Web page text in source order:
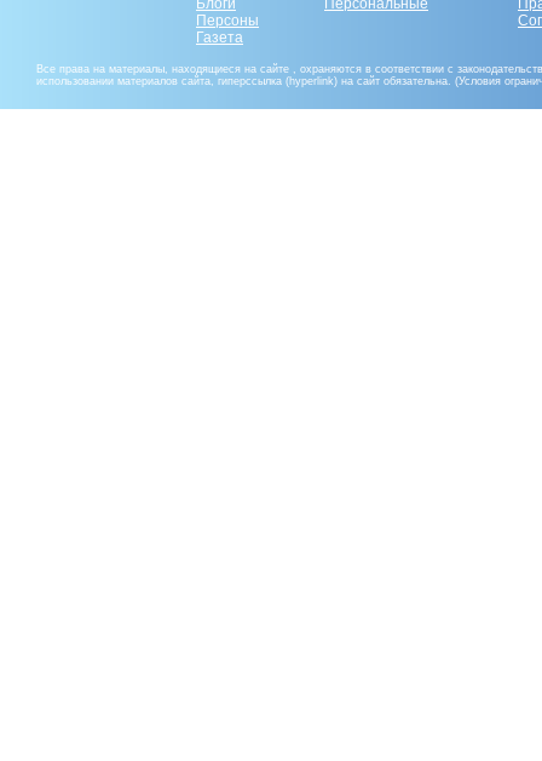
Блоги
Персоны
Газета
Персональные
Все права на материалы, находящиеся на сайте , охраняются в соответствии с
использовании материалов сайта, гиперссылка (hyperlink) на сайт обязательна. (Условия